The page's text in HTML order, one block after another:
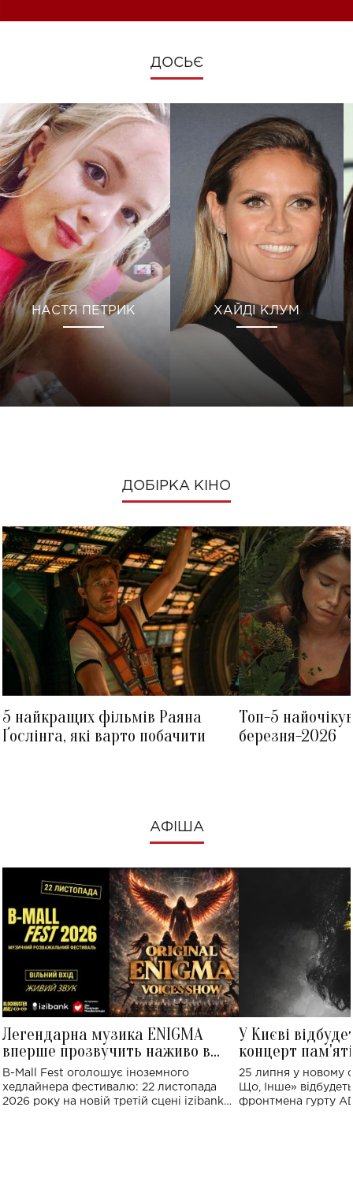
ДОСЬЄ
НАСТЯ ПЕТРИК ХАЙДІ КЛУМ
ДОБІРКА КІНО
5 найкращих фільмів Раяна
Ґослінга, які варто побачити
Топ-5
березня-2026
АФІША
Легендарна музика ENIGMA
вперше прозвучить наживо в
Україні: де відбудеться концерт
B-Mall Fest оголошує іноземного
хедлайнера фестивалю: 22 листопада
2026 року на новій третій сцені izibank
У Києві
концерт
Клименка:
виконають
25 липня у новому
Що, Інше»
фронтмена гурту